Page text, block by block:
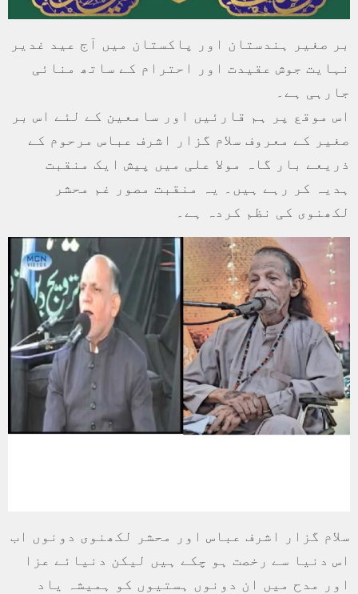
بر صغیر ہندستان اور پاکستان میں آج عید غدیر
نہایت جوش عقیدت اور احترام کے ساتھ منائی
جارہی ہے۔
اس موقع پر ہم قارئیں اور سامعین کے لئے اس بر
صغیر کے معروف سلام گزار اشرف عباس مرحوم کے
ذریعے بار گاہ مولا علی میں پیش ایک منقبت
ہدیہ کر رہے ہیں۔ یہ منقبت مصور غم محشر
لکھنوی کی نظم کردہ ہے۔
سلام گزار اشرف عباس اور محشر لکھنوی دونوں اب
اس دنیا سے رخصت ہو چکے ہیں لیکن دنیائے عزا
اور مدح میں ان دونوں ہستیوں کو ہمیشہ یاد